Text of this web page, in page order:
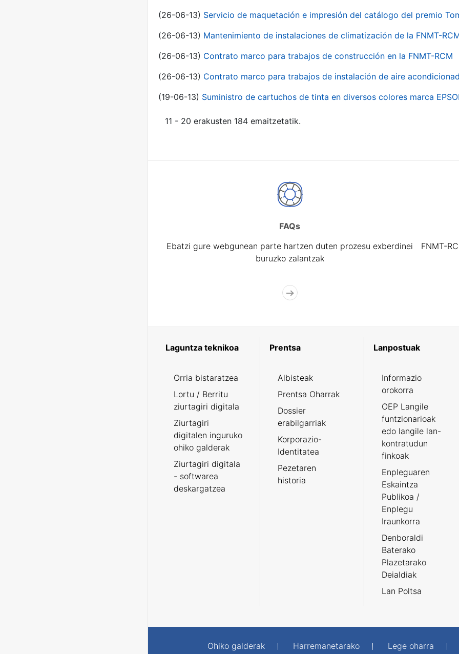
(26-06-13) Servicio de maquetación e impresión del catálogo del premio
(26-06-13) Mantenimiento de instalaciones de climatización de la FNMT-
(26-06-13) Contrato marco para trabajos de construcción en la FNMT-RCM
(26-06-13) Contrato marco para trabajos de instalación de aire
(19-06-13) Suministro de cartuchos de tinta en diversos colores marca
11 - 20 erakusten 184 emaitzetatik.
FAQs
Ebatzi gure webgunean parte hartzen duten prozesu exberdinei
buruzko zalantzak
FNMT-
Laguntza teknikoa
Orria bistaratzea
Lortu / Berritu
ziurtagiri digitala
Ziurtagiri
digitalen inguruko
ohiko galderak
Ziurtagiri digitala
- softwarea
deskargatzea
Prentsa
Albisteak
Prentsa Oharrak
Dossier
erabilgarriak
Korporazio-
Identitatea
Pezetaren
historia
Lanpostuak
Informazio
orokorra
OEP Langile
funtzionarioak
edo langile lan-
kontratudun
finkoak
Enpleguaren
Eskaintza
Publikoa /
Enplegu
Iraunkorra
Denboraldi
Baterako
Plazetarako
Deialdiak
Lan Poltsa
Ohiko galderak Harremanetarako Lege oharra